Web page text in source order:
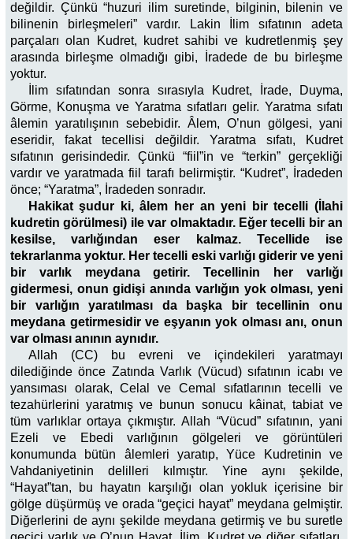
değildir. Çünkü “huzuri ilim suretinde, bilginin, bilenin ve
bilinenin birleşmeleri” vardır. Lakin İlim sıfatının adeta
parçaları olan Kudret, kudret sahibi ve kudretlenmiş şey
arasında birleşme olmadığı gibi, İradede de bu birleşme
yoktur.
İlim sıfatından sonra sırasıyla Kudret, İrade, Duyma,
Görme, Konuşma ve Yaratma sıfatları gelir. Yaratma sıfatı
âlemin yaratılışının sebebidir. Âlem, O’nun gölgesi, yani
eseridir, fakat tecellisi değildir. Yaratma sıfatı, Kudret
sıfatının gerisindedir. Çünkü “fiil”in ve “terkin” gerçekliği
vardır ve yaratmada fiil tarafı belirmiştir. “Kudret”, İradeden
önce; “Yaratma”, İradeden sonradır.
Hakikat şudur ki, âlem her an yeni bir tecelli (İlahi
kudretin görülmesi) ile var olmaktadır. Eğer tecelli bir an
kesilse, varlığından eser kalmaz. Tecellide ise
tekrarlanma yoktur. Her tecelli eski varlığı giderir ve yeni
bir varlık meydana getirir. Tecellinin her varlığı
gidermesi, onun gidişi anında varlığın yok olması, yeni
bir varlığın yaratılması da başka bir tecellinin onu
meydana getirmesidir ve eşyanın yok olması anı, onun
var olması anının aynıdır.
Allah (CC) bu evreni ve içindekileri yaratmayı
dilediğinde önce Zatında Varlık (Vücud) sıfatının icabı ve
yansıması olarak, Celal ve Cemal sıfatlarının tecelli ve
tezahürlerini yaratmış ve bunun sonucu kâinat, tabiat ve
tüm varlıklar ortaya çıkmıştır. Allah “Vücud” sıfatının, yani
Ezeli ve Ebedi varlığının gölgeleri ve görüntüleri
konumunda bütün âlemleri yaratıp, Yüce Kudretinin ve
Vahdaniyetinin delilleri kılmıştır. Yine aynı şekilde,
“Hayat”tan, bu hayatın karşılığı olan yokluk içerisine bir
gölge düşürmüş ve orada “geçici hayat” meydana gelmiştir.
Diğerlerini de aynı şekilde meydana getirmiş ve bu suretle